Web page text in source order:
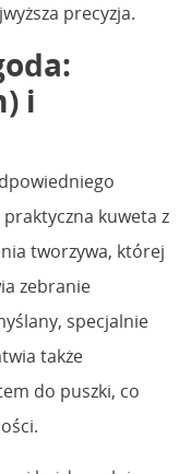
precyzja.
i
kuweta z
tworzywa, której
zebranie
specjalnie
także
do puszki, co